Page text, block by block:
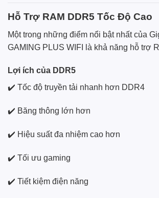
Hỗ Trợ RAM DDR5 Tốc Độ Cao
Một trong những điểm nổi bật nhất của
GAMING PLUS WIFI là khả năng hỗ trợ
Lợi ích của DDR5
✔️ Tốc độ truyền tải nhanh hơn DDR4
✔️ Băng thông lớn hơn
✔️ Hiệu suất đa nhiệm cao hơn
✔️ Tối ưu gaming
✔️ Tiết kiệm điện năng